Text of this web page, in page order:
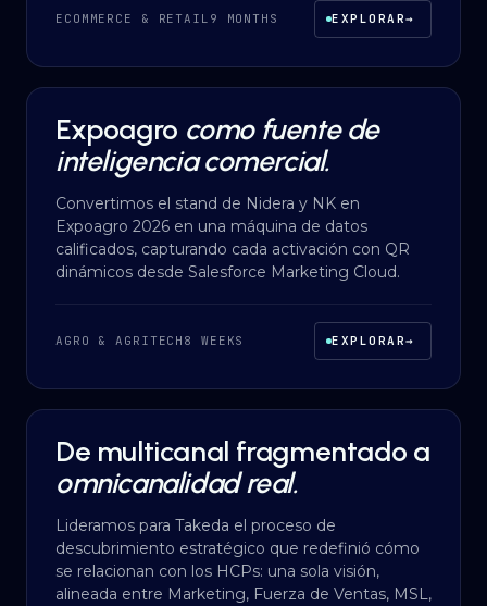
ECOMMERCE & RETAIL 9 MONTHS EXPLORAR→
DATA INTELLIGENCE·AGRO & AGRITECH
Expoagro como fuente de
inteligencia comercial.
Convertimos el stand de Nidera y NK en
Expoagro 2026 en una máquina de datos
calificados, capturando cada activación con QR
dinámicos desde Salesforce Marketing Cloud.
AGRO & AGRITECH 8 WEEKS EXPLORAR→
CONSULTORÍA·HEALTHCARE
De multicanal fragmentado a
omnicanalidad real.
Lideramos para Takeda el proceso de
descubrimiento estratégico que redefinió cómo
se relacionan con los HCPs: una sola visión,
alineada entre Marketing, Fuerza de Ventas, MSL,